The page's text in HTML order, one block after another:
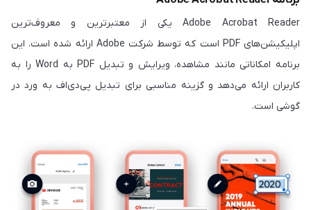
Adobe Acrobat Reader یکی از معتبرترین و معروف‌ترین
اپلیکیشن‌های PDF است که توسط شرکت Adobe ارائه شده است. این
برنامه امکاناتی مانند مشاهده، ویرایش و تبدیل PDF به Word را به
کاربران ارائه می‌دهد و گزینه مناسبی برای تبدیل پی‌دی‌اف به ورد در
گوشی است.